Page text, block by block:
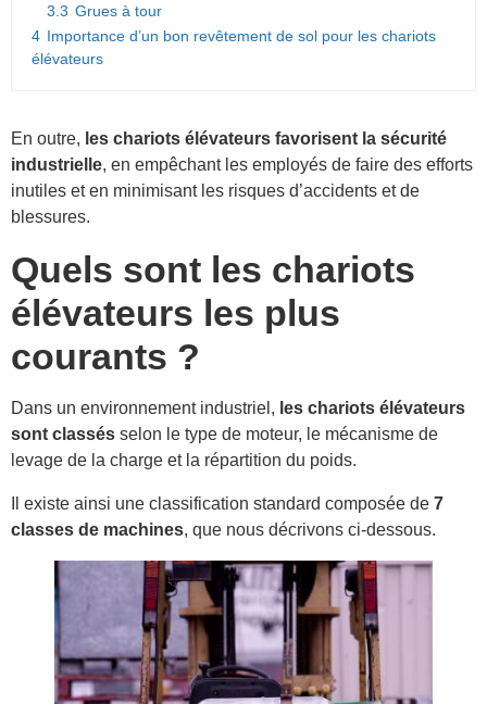
3.3 Grues à tour
4 Importance d’un bon revêtement de sol pour les chariots
élévateurs
En outre, les chariots élévateurs favorisent la sécurité
industrielle, en empêchant les employés de faire des efforts
inutiles et en minimisant les risques d’accidents et de
blessures.
Quels sont les chariots
élévateurs les plus
courants ?
Dans un environnement industriel, les chariots élévateurs
sont classés selon le type de moteur, le mécanisme de
levage de la charge et la répartition du poids.
Il existe ainsi une classification standard composée de 7
classes de machines, que nous décrivons ci-dessous.